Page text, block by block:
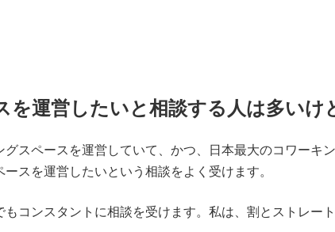
を運営したいと相談する人は多い
スペースを運営していて、かつ、日本最大のコワーキ
スを運営したいという相談をよく受けます。
コンスタントに相談を受けます。私は、割とストレー